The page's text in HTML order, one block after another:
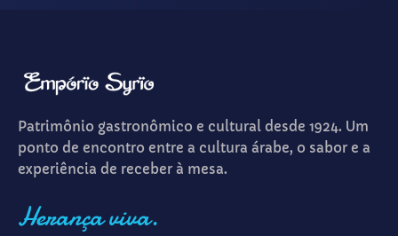
Patrimônio gastronômico e cultural desde 1924. Um
ponto de encontro entre a cultura árabe, o sabor e a
experiência de receber à mesa.
Herança viva.